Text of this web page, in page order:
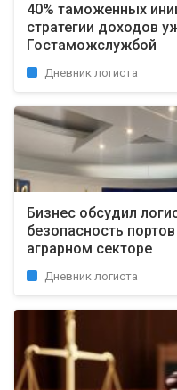
40% таможенных
стратегии доходов
Гостаможслужбой
Дневник логиста
Бизнес обсудил
безопасность
аграрном секторе
Дневник логиста